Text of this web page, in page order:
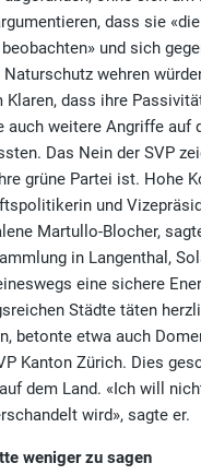
dass sie
und sich
wehren
Klaren, dass ihre
auch weitere Angriffe auf
Das Nein der SVP
grüne Partei ist. Hohe
und
Martullo-Blocher,
in Langenthal,
eine sichere
Städte täten
betonte etwa auch
Kanton Zürich. Dies
dem Land. «Ich will
wird», sagte er.
weniger zu sagen